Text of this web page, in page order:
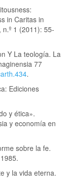
in Caritas in
1 (2011): 55-
Y La teología. La
77
.
Ediciones
y ética».
y economía en
sobre la fe.
y la vida eterna.